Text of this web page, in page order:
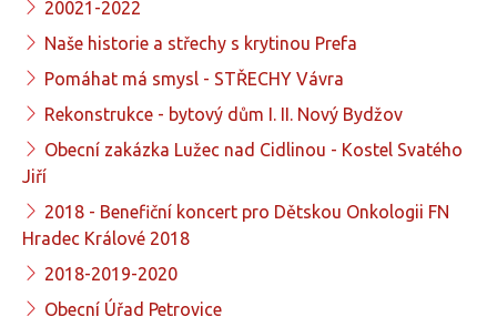
20021-2022
Naše historie a střechy s krytinou Prefa
Pomáhat má smysl - STŘECHY Vávra
Rekonstrukce - bytový dům I. II. Nový Bydžov
Obecní zakázka Lužec nad Cidlinou - Kostel Svatého
Jiří
2018 - Benefiční koncert pro Dětskou Onkologii FN
Hradec Králové 2018
2018-2019-2020
Obecní Úřad Petrovice